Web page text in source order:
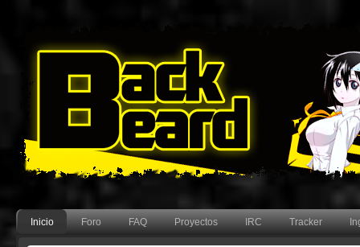
Inicio Foro FAQ Proyectos IRC Tracker